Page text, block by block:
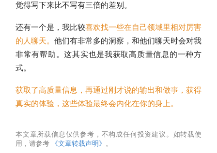
觉得写下来比不写有三倍的差别。
还有一个是，我比较喜欢找一些在自己领域里相对厉害
的人聊天。 他们有非常多的洞察，和他们聊天时会对我
非常有帮助。这其实也是我获取高质量信息的一种方
式。
获取了高质量信息，再通过刚才说的输出和做事，获得
真实的体验，这些体验最终会内化在你的身上。
本文章所载信息仅供参考，不构成任何投资建议。如转载使
用，请参考
《文章转载声明》 。